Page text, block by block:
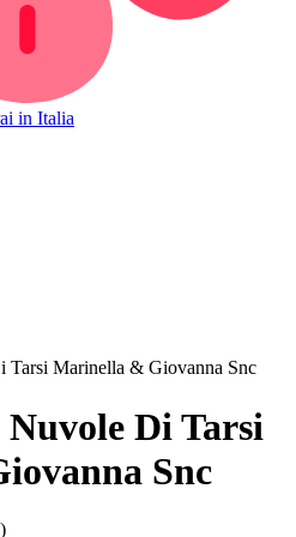
in Italia
Tarsi Marinella & Giovanna Snc
Di Tarsi
Snc